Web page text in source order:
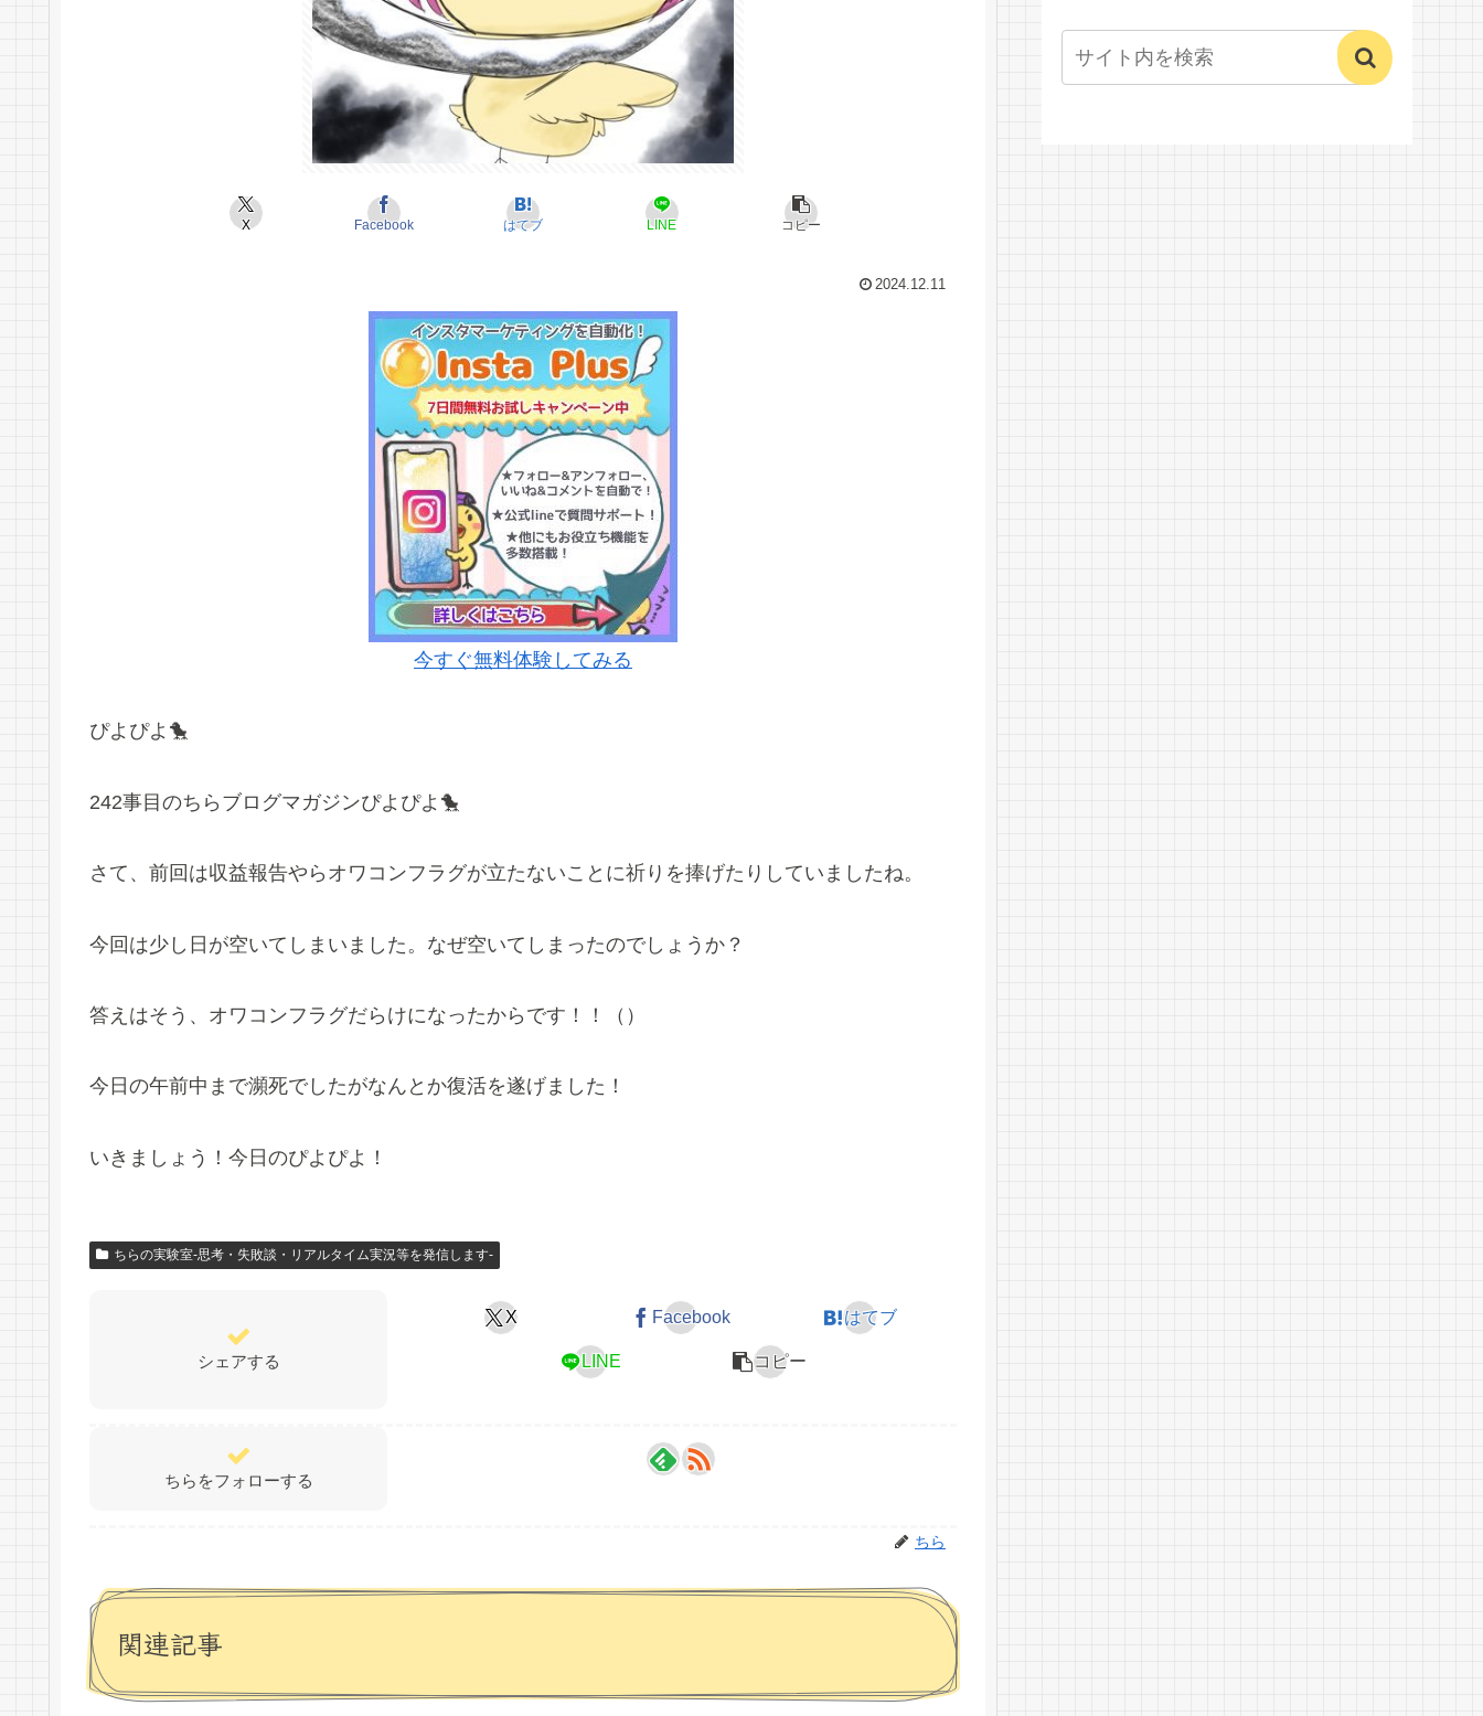
X Facebook はてブ LINE コピー
2024.12.11
今すぐ無料体験してみる
ぴよぴよ🐤
242事目のちらブログマガジンぴよぴよ🐤
さて、前回は収益報告やらオワコンフラグが立たないことに祈りを捧げたりしていましたね。
今回は少し日が空いてしまいました。なぜ空いてしまったのでしょうか？
答えはそう、オワコンフラグだらけになったからです！！（）
今日の午前中まで瀕死でしたがなんとか復活を遂げました！
いきましょう！今日のぴよぴよ！
ちらの実験室-思考・失敗談・リアルタイム実況等を発信します-
シェアする
X Facebook はてブ
LINE コピー
ちらをフォローする
ちら
関連記事